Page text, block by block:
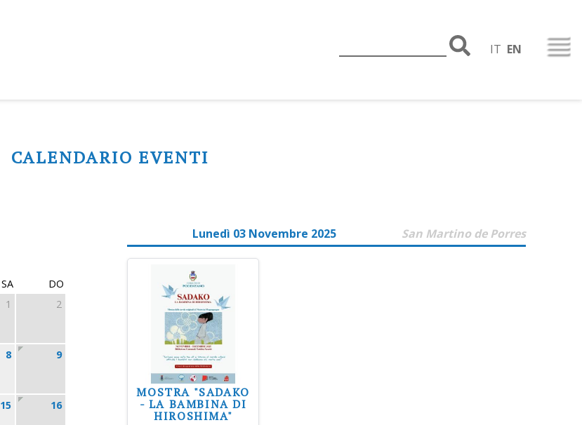
IT EN
CALENDARIO EVENTI
SA
DO
1
2
8 9
15 16
Lunedì 03 Novembre 2025 San Martino de Porres
MOSTRA "SADAKO
- LA BAMBINA DI
HIROSHIMA"